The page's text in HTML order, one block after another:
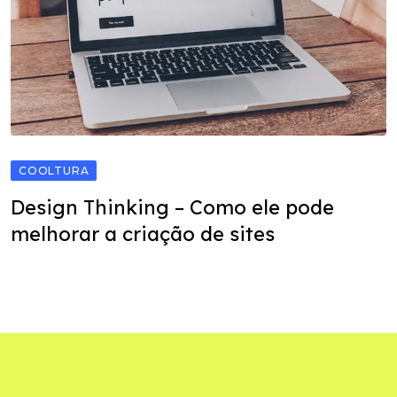
COOLTURA
Design Thinking – Como ele pode
melhorar a criação de sites